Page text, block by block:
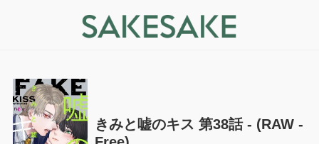
きみと嘘のキス 第38話 - (RAW -